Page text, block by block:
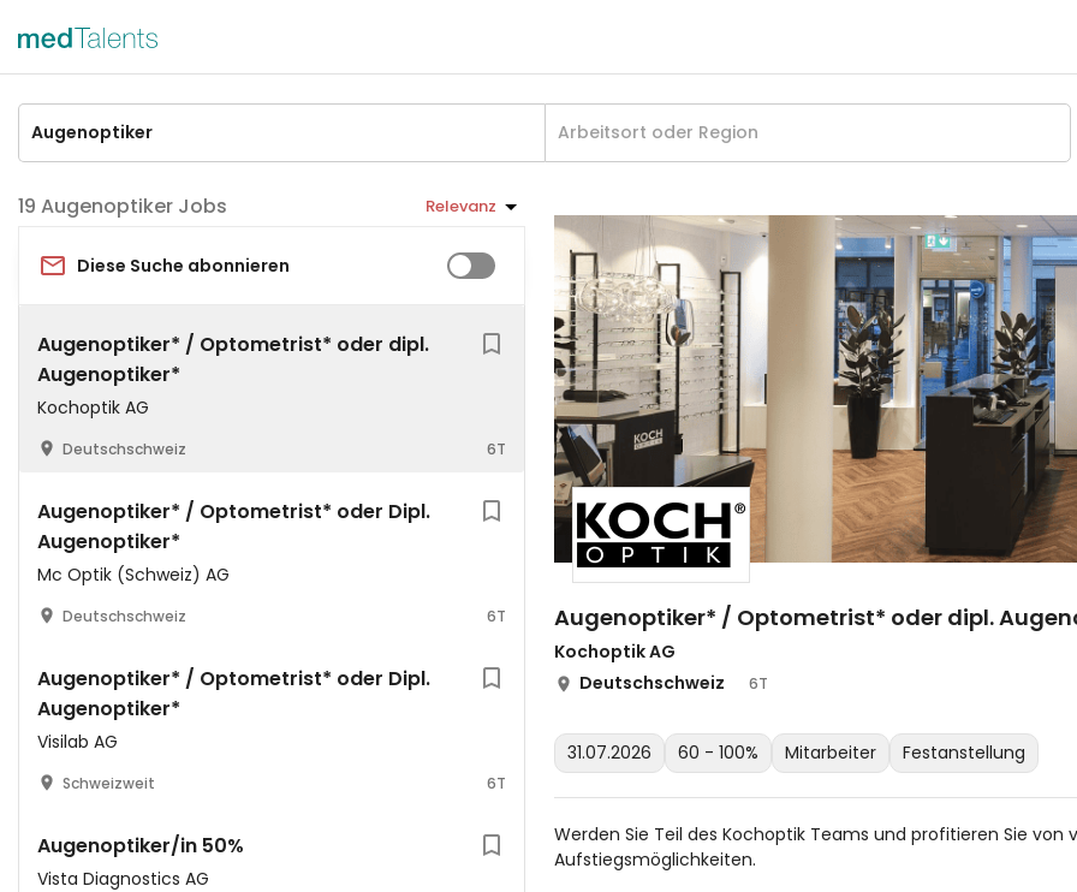
Augenoptiker Jobs Relevanz
Diese Suche abonnieren
Augenoptiker* / Optometrist* oder dipl.
Augenoptiker*
Kochoptik AG
Deutschschweiz 6T
Augenoptiker* / Optometrist* oder Dipl.
Augenoptiker*
Mc Optik (Schweiz) AG
Deutschschweiz 6T
Augenoptiker* / Optometrist* oder Dipl.
Augenoptiker*
Visilab AG
Schweizweit 6T
Augenoptiker/in 50%
Vista Diagnostics AG
Augenoptiker* / Optometrist* oder dipl.
Kochoptik AG
Deutschschweiz
6T
31.07.2026 60 - 100% Mitarbeiter Festanstellung
Werden Sie Teil des Kochoptik Teams und profitieren Sie
Aufstiegsmöglichkeiten.